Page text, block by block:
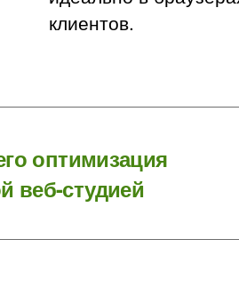
клиентов.
оптимизация
веб-студией